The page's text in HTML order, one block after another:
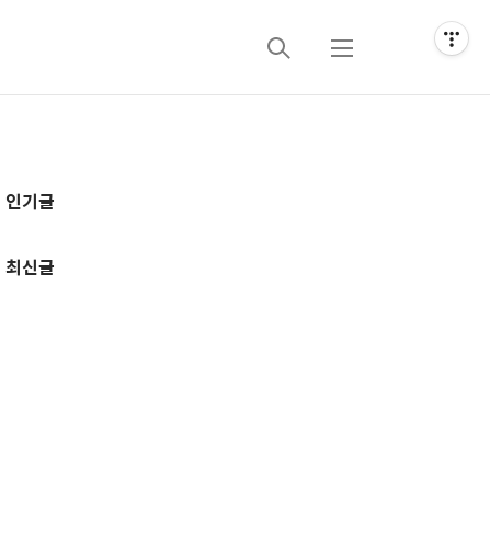
검
메
추
정
인기글
최신글